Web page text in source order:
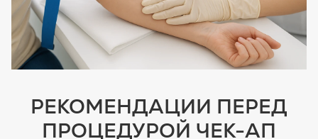
РЕКОМЕНДАЦИИ ПЕРЕД
ПРОЦЕДУРОЙ ЧЕК-АП